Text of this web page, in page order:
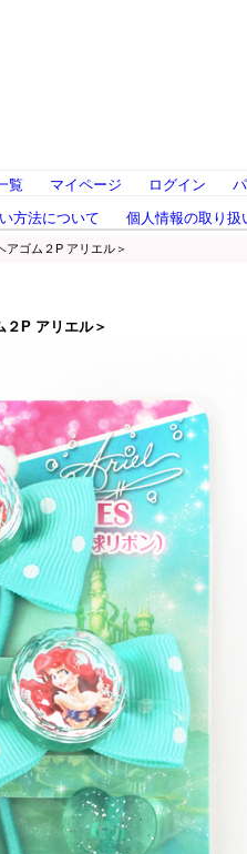
覧 マイページ ログイン
方法について
個人情報の取り扱
アゴム２P アリエル＞
２P アリエル＞